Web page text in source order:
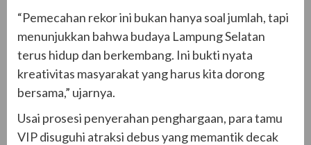
“Pemecahan rekor ini bukan hanya soal jumlah, tapi
menunjukkan bahwa budaya Lampung Selatan
terus hidup dan berkembang. Ini bukti nyata
kreativitas masyarakat yang harus kita dorong
bersama,” ujarnya.
Usai prosesi penyerahan penghargaan, para tamu
VIP disuguhi atraksi debus yang memantik decak